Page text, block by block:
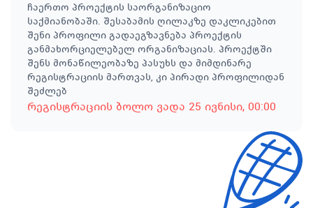
ჩაერთო პროექტის საორგანიზაციო
საქმიანობაში. შესაბამის ღილაკზე დაკლიკებით
შენი პროფილი გადაეგზავნება პროექტის
განმახორციელებელ ორგანიზაციას. პროექტში
შენს მონაწილეობაზე პასუხს და მიმდინარე
რეგისტრაციის მართვას, კი პირადი პროფილიდან
შეძლებ
რეგისტრაციის ბოლო ვადა 25 ივნისი, 00:00